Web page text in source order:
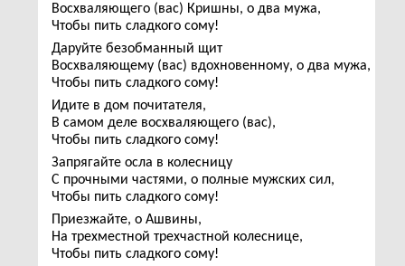
Восхваляющего (вас) Кришны, о два мужа,
Чтобы пить сладкого сому!
Даруйте безобманный щит
Восхваляющему (вас) вдохновенному, о два мужа,
Чтобы пить сладкого сому!
Идите в дом почитателя,
В самом деле восхваляющего (вас),
Чтобы пить сладкого сому!
Запрягайте осла в колесницу
С прочными частями, о полные мужских сил,
Чтобы пить сладкого сому!
Приезжайте, о Ашвины,
На трехместной трехчастной колеснице,
Чтобы пить сладкого сому!